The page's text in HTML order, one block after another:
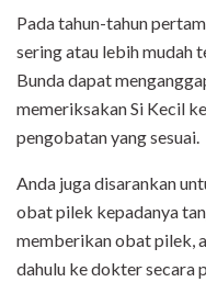
Pada tahun-tahun
sering atau lebih mudah
Bunda dapat
memeriksakan Si Kecil ke
pengobatan yang sesuai.
Anda juga disarankan
obat pilek kepadanya
memberikan obat pilek,
dahulu ke dokter secara